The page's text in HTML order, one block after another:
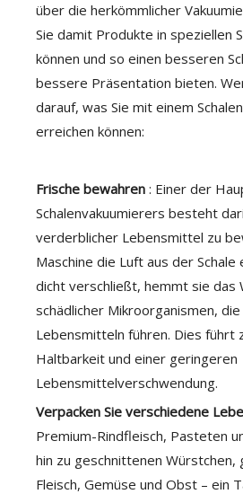
über die herkömmlicher
Sie damit Produkte in speziellen
können und so einen besseren
bessere Präsentation bieten.
darauf, was Sie mit einem
erreichen können:
Frische bewahren : Einer der
Schalenvakuumierers besteht
verderblicher Lebensmittel zu
Maschine die Luft aus der
dicht verschließt, hemmt sie das
schädlicher Mikroorganismen,
Lebensmitteln führen. Dies führt
Haltbarkeit und einer geringeren
Lebensmittelverschwendung.
Verpacken Sie verschiedene
Premium-Rindfleisch, Pasteten
hin zu geschnittenen
Fleisch, Gemüse und Obst – ein